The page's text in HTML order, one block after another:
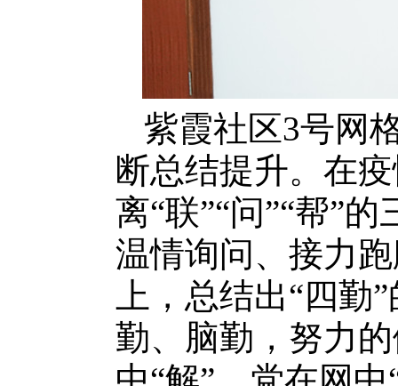
紫霞社区3号网
断总结提升。在
离“联”“问”“帮”
温情询问、接力
上，总结出“四
勤、脑勤，努力